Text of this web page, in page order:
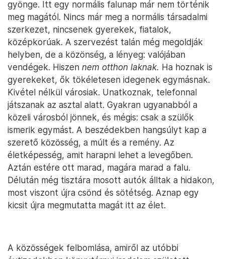
Mibe halt meg? Mi lett a neve a gyereknek? Nincs
is ilyen név. Hogy halt meg? Rá se néztek, ezért
érdemes volt dolgozni. Jól megszaladt, X6-osa
van. Mért váltak el? Nem mondod! Eladták? Kinek
adták el? Holland lakja? Milyen holland? Hány
családja van? Télen is itt vannak? Mennyit hozol
haza? Én ugyan nem mennék el. Szoboszlai, na
majd meglátjuk. Nyugdíjba ment? Nem mondod.
Hány köbcentis? Ja, használt? Hány kilowattos?
Mennyit töltesz vissza? Hány négyszögöl? Minek
akkora? Hova költöztek? Hány hektárt? Ott? Az
összes az övé lett? Már érettségizik, hogy megy az
idő. Jól meghízott, pedig milyen vékony volt. Van
mit fogni. Megy a német, mindkét gyerek perfekt,
abba nőnek bele. Haza? Minek? Ezért?